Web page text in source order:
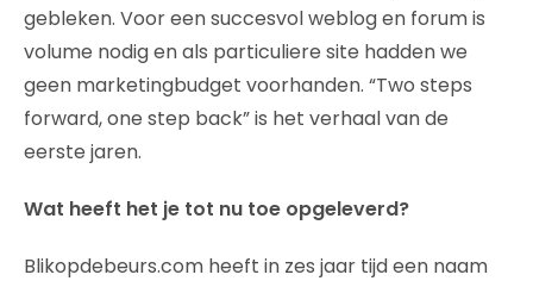
gebleken. Voor een succesvol weblog en forum is
volume nodig en als particuliere site hadden we
geen marketingbudget voorhanden. “Two steps
forward, one step back” is het verhaal van de
eerste jaren.
Wat heeft het je tot nu toe opgeleverd?
Blikopdebeurs.com heeft in zes jaar tijd een naam